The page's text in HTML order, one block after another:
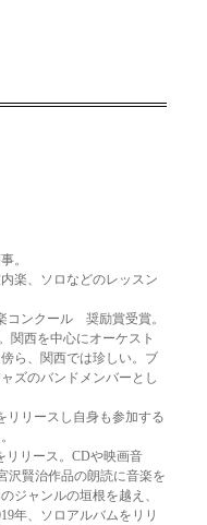
。
楽、ソロなどのレッスン
コンクール 奨励賞受賞。
関西を中心にオーケスト
ら、関西では珍しい。 ブ
ズのバンドメンバーとし
リリースし自身も参加する
リース。 CDや映画音
沢賢治作品の朗読に音楽を
ジャンルの垣根を越え、
年、ソロアルバムをリリ